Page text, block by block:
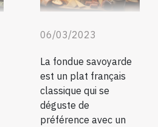
06/03/2023
La fondue savoyarde
est un plat français
classique qui se
déguste de
préférence avec un